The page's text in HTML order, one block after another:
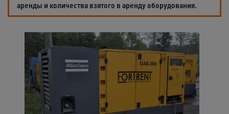
аренды и количества взятого в аренду оборудования.